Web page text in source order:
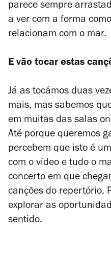
parece sempre
a ver com a forma
relacionam com o mar.
E vão tocar estas
Já as tocámos duas
mais, mas sabemos
em muitas das salas
Até porque queremos
percebem que isto é
com o vídeo e tudo o
concerto em que
canções do repertório.
explorar as
sentido.